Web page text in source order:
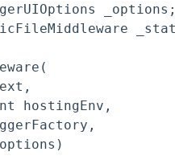
_options;
hostingEnv,